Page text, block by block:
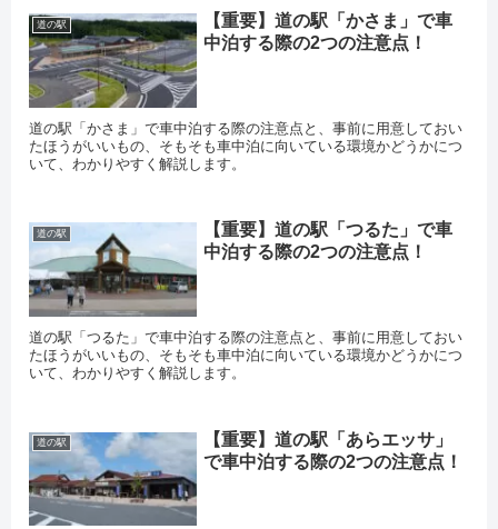
道の駅
【重要】道の駅「かさま」で車
中泊する際の2つの注意点！
道の駅「かさま」で車中泊する際の注意点と、事前に用意しておい
たほうがいいもの、そもそも車中泊に向いている環境かどうかにつ
いて、わかりやすく解説します。
道の駅
【重要】道の駅「つるた」で車
中泊する際の2つの注意点！
道の駅「つるた」で車中泊する際の注意点と、事前に用意しておい
たほうがいいもの、そもそも車中泊に向いている環境かどうかにつ
いて、わかりやすく解説します。
道の駅
【重要】道の駅「あらエッサ」
で車中泊する際の2つの注意点！